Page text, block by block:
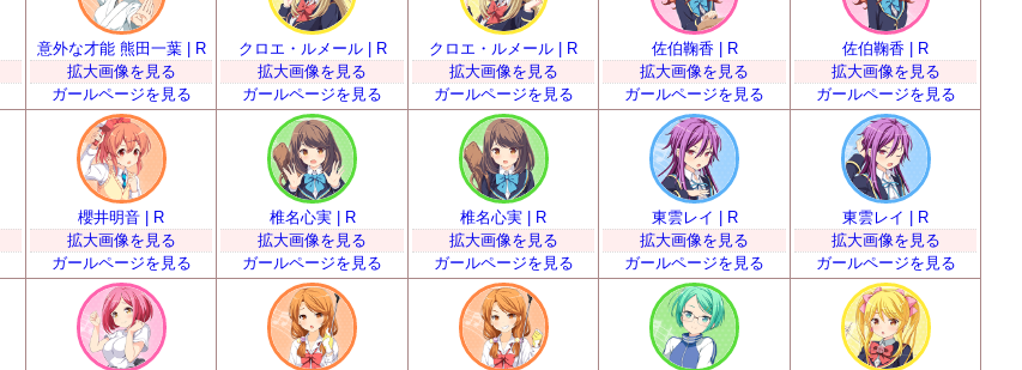
意外な才能 熊田一葉 | R
拡大画像を見る
ガールページを見る
クロエ・ルメール | R
拡大画像を見る
ガールページを見る
クロエ・ルメール | R
拡大画像を見る
ガールページを見る
佐伯鞠香 | R
拡大画像を見る
ガールページを見る
佐伯鞠香 | R
拡大画像を見る
ガールページを見る
櫻井明音 | R
拡大画像を見る
ガールページを見る
椎名心実 | R
拡大画像を見る
ガールページを見る
椎名心実 | R
拡大画像を見る
ガールページを見る
東雲レイ | R
拡大画像を見る
ガールページを見る
東雲レイ | R
拡大画像を見る
ガールページを見る